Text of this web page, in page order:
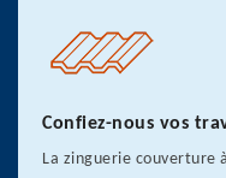
Confiez-nous vos
La zinguerie couverture